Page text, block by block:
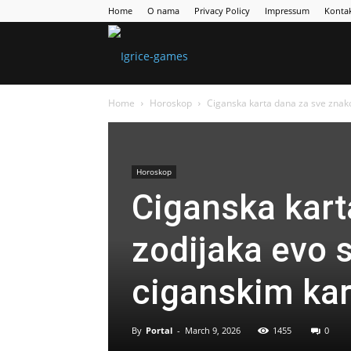
Home O nama Privacy Policy Impressum
Home Horoskop Ciganska karta dana za sve
Horoskop
Ciganska
zodijaka evo
ciganskim
By Portal - March 9, 2026 1455 0